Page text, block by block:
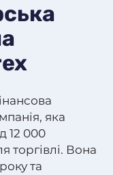
яка
12 000
торгівлі. Вона
та